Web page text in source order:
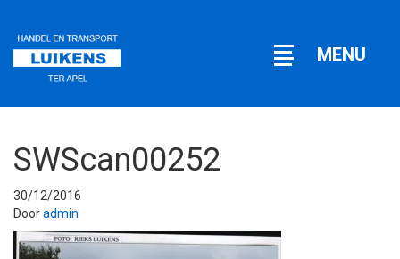
Open
MENU
SWScan00252
30/12/2016
Dooradmin